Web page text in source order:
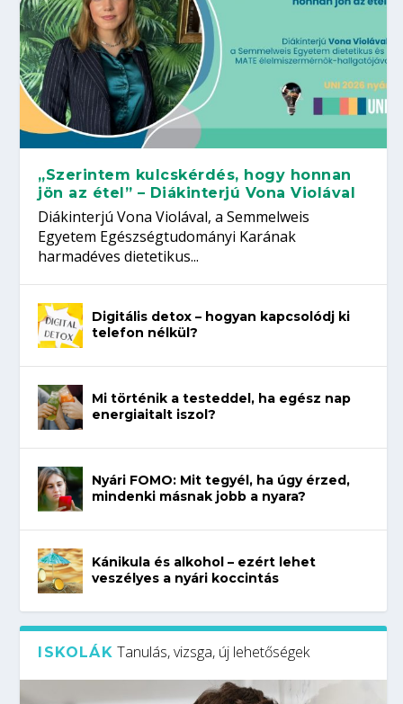
„Szerintem kulcskérdés, hogy honnan
jön az étel” – Diákinterjú Vona Violával
Diákinterjú Vona Violával, a Semmelweis
Egyetem Egészségtudományi Karának
harmadéves dietetikus...
Digitális detox – hogyan kapcsolódj ki
telefon nélkül?
Mi történik a testeddel, ha egész nap
energiaitalt iszol?
Nyári FOMO: Mit tegyél, ha úgy érzed,
mindenki másnak jobb a nyara?
Kánikula és alkohol – ezért lehet
veszélyes a nyári koccintás
ISKOLÁK Tanulás, vizsga, új lehetőségek